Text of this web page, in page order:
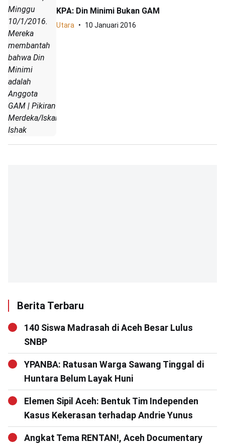
Minggu
10/1/2016.
Mereka
membantah
bahwa Din
Minimi
adalah
Anggota
GAM | Pikiran
Merdeka/Iskandar
Ishak
KPA: Din Minimi Bukan GAM
Utara 10 Januari 2016
Berita Terbaru
140 Siswa Madrasah di Aceh Besar Lulus
SNBP
YPANBA: Ratusan Warga Sawang Tinggal di
Huntara Belum Layak Huni
Elemen Sipil Aceh: Bentuk Tim Independen
Kasus Kekerasan terhadap Andrie Yunus
Angkat Tema RENTAN!, Aceh Documentary